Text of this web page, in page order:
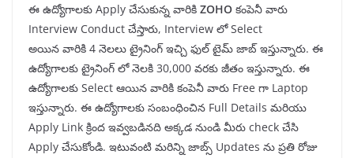
ఈ ఉద్యోగాలకు Apply చేసుకున్న వారికి ZOHO కంపెనీ వారు
Interview Conduct చేస్తారు, Interview లో Select
అయిన వారికి 4 నెలలు ట్రైనింగ్ ఇచ్చి ఫుల్ టైమ్ జాబ్ ఇస్తున్నారు. ఈ
ఉద్యోగాలకు ట్రైనింగ్ లో నెలకి 30,000 వరకు జీతం ఇస్తున్నారు. ఈ
ఉద్యోగాలకు Select ఆయిన వారికి కంపెనీ వారు Free గా Laptop
ఇస్తున్నారు. ఈ ఉద్యోగాలకు సంబంధించిన Full Details మరియు
Apply Link క్రింద ఇవ్వబడినది అక్కడ నుండి మీరు check చేసి
Apply చేసుకోండి. ఇటువంటి మరిన్ని జాబ్స్ Updates ను ప్రతి రోజు